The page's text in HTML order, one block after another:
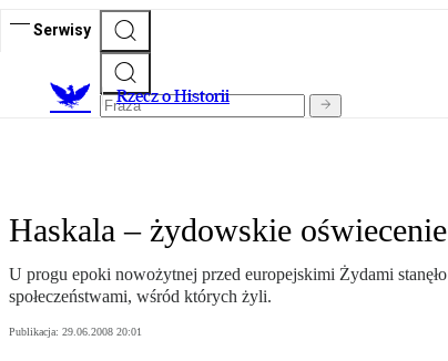
Serwisy
Rzecz o Historii
Haskala – żydowskie
U progu epoki nowożytnej przed europejskimi Żydami
społeczeństwami, wśród których żyli.
Publikacja: 29.06.2008 20:01